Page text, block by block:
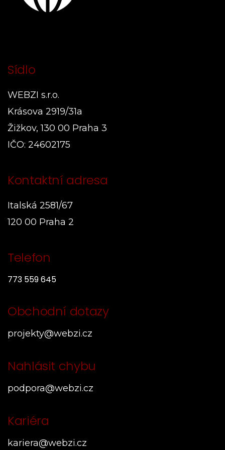
Sídlo
WEBZI s.r.o.
Krásova 2919/31a
Žižkov, 130 00 Praha 3
IČO: 24602175
Kontaktní adresa
Italská 2581/67
120 00 Praha 2
Telefon
773 559 645
Obchodní dotazy
projekty@webzi.cz
Nahlásit chybu
podpora@webzi.cz
Kariéra
kariera@webzi.cz